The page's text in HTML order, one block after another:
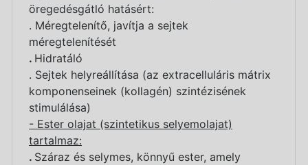
öregedésgátló hatásért:
. Méregtelenítő, javítja a sejtek
méregtelenítését
. Hidratáló
. Sejtek helyreállítása (az extracelluláris mátrix
komponenseinek (kollagén) szintézisének
stimulálása)
- Ester olajat (szintetikus selyemolajat)
tartalmaz:
. Száraz és selymes, könnyű ester, amely